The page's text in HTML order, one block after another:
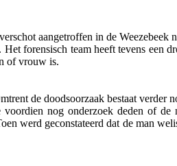
aangetroffen in de Weezebeek
forensisch team heeft tevens een
of vrouw is.
de doodsoorzaak bestaat verder
nog onderzoek deden of
werd geconstateerd dat de man